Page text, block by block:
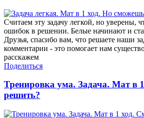
Считаем эту задачу легкой, но уверены,
ошибок в решении. Белые начинают и
Друзья, спасибо вам, что решаете наши
комментарии - это помогает нам
расскажем
Поделиться
Тренировка ума. Задача. Мат в
решить?